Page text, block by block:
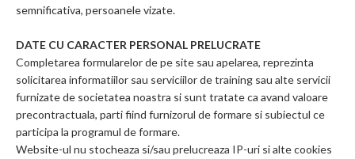
semnificativa, persoanele vizate.
DATE CU CARACTER PERSONAL PRELUCRATE
Completarea formularelor de pe site sau apelarea, reprezinta
solicitarea informatiilor sau serviciilor de training sau alte servicii
furnizate de societatea noastra si sunt tratate ca avand valoare
precontractuala, parti fiind furnizorul de formare si subiectul ce
participa la programul de formare.
Website-ul nu stocheaza si/sau prelucreaza IP-uri si alte cookies